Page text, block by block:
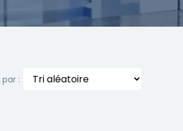
par :